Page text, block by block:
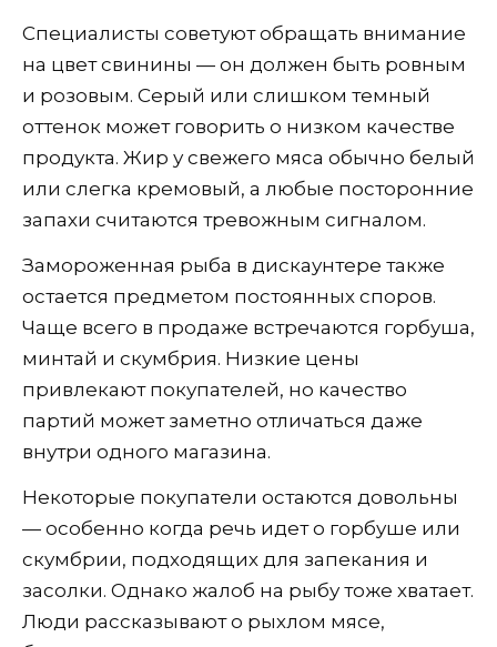
Специалисты советуют обращать внимание
на цвет свинины — он должен быть ровным
и розовым. Серый или слишком темный
оттенок может говорить о низком качестве
продукта. Жир у свежего мяса обычно белый
или слегка кремовый, а любые посторонние
запахи считаются тревожным сигналом.
Замороженная рыба в дискаунтере также
остается предметом постоянных споров.
Чаще всего в продаже встречаются горбуша,
минтай и скумбрия. Низкие цены
привлекают покупателей, но качество
партий может заметно отличаться даже
внутри одного магазина.
Некоторые покупатели остаются довольны
— особенно когда речь идет о горбуше или
скумбрии, подходящих для запекания и
засолки. Однако жалоб на рыбу тоже хватает.
Люди рассказывают о рыхлом мясе,